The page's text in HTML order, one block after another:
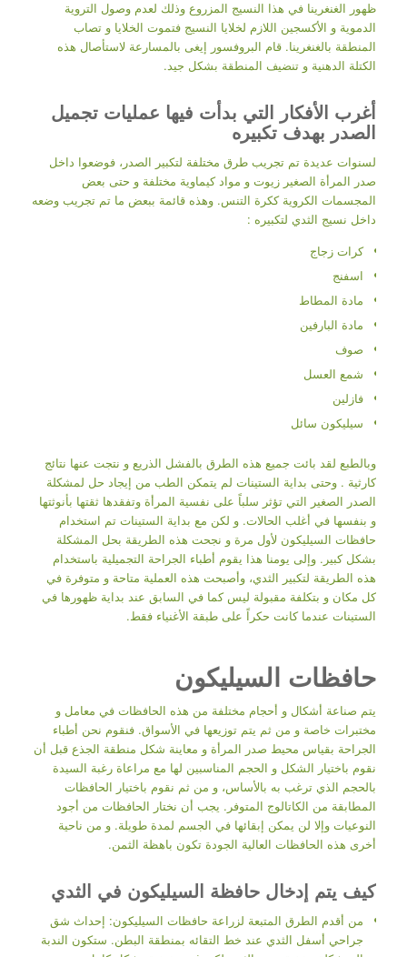
ظهور الغنغرينا في هذا النسيج المزروع وذلك لعدم وصول التروية
الدموية و الأكسجين اللازم لخلايا النسيج فتموت الخلايا و تصاب
المنطقة بالغنغرينا. قام البروفسور إيغى بالمسارعة لاستأصال هذه
الكتلة الدهنية و تنضيف المنطقة بشكل جيد.
أغرب الأفكار التي بدأت فيها عمليات تجميل
الصدر بهدف تكبيره
لسنوات عديدة تم تجريب طرق مختلفة لتكبير الصدر، فوضعوا داخل
صدر المرأة الصغير زيوت و مواد كيماوية مختلفة و حتى بعض
المجسمات الكروية ككرة التنس. وهذه قائمة ببعض ما تم تجريب وضعه
داخل نسيج الثدي لتكبيره :
كرات زجاج
اسفنج
مادة المطاط
مادة البارفين
صوف
شمع العسل
فازلين
سيليكون سائل
وبالطبع لقد بائت جميع هذه الطرق بالفشل الذريع و نتجت عنها نتائج
كارثية . وحتى بداية الستينات لم يتمكن الطب من إيجاد حل لمشكلة
الصدر الصغير التي تؤثر سلباً على نفسية المرأة وتفقدها ثقتها بأنوثتها
و بنفسها في أغلب الحالات. و لكن مع بداية الستينات تم استخدام
حافظات السيليكون لأول مرة و نجحت هذه الطريقة بحل المشكلة
بشكل كبير. وإلى يومنا هذا يقوم أطباء الجراحة التجميلية باستخدام
هذه الطريقة لتكبير الثدي، وأصبحت هذه العملية متاحة و متوفرة في
كل مكان و بتكلفة مقبولة ليس كما في السابق عند بداية ظهورها في
الستينات عندما كانت حكراً على طبقة الأغنياء فقط.
حافظات السيليكون
يتم صناعة أشكال و أحجام مختلفة من هذه الحافظات في معامل و
مختبرات خاصة و من ثم يتم توزيعها في الأسواق. فنقوم نحن أطباء
الجراحة بقياس محيط صدر المرأة و معاينة شكل منطقة الجذع قبل أن
نقوم باختيار الشكل و الحجم المناسبين لها مع مراعاة رغبة السيدة
بالحجم الذي ترغب به بالأساس، و من ثم نقوم باختيار الحافظات
المطابقة من الكاتالوج المتوفر. يجب أن نختار الحافظات من أجود
النوعيات وإلا لن يمكن إبقائها في الجسم لمدة طويلة. و من ناحية
أخرى هذه الحافظات العالية الجودة تكون باهظة الثمن.
كيف يتم إدخال حافظة السيليكون في الثدي
من أقدم الطرق المتبعة لزراعة حافظات السيليكون: إحداث شق
جراحي أسفل الثدي عند خط التقائه بمنطقة البطن. ستكون الندبة